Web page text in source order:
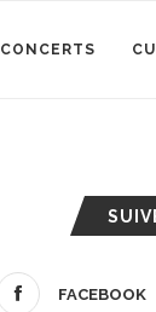
FACEBOOK